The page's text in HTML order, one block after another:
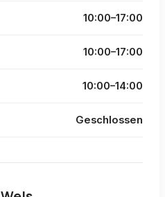
10:00–17:00
10:00–17:00
10:00–14:00
Geschlossen